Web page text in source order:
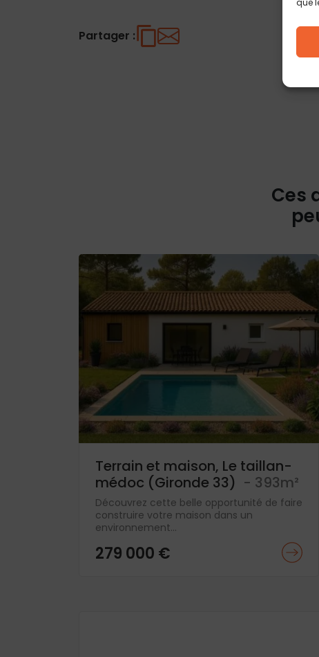
que
Partager :
Ces
Terrain et maison, Le taillan-
médoc (Gironde 33) - 393m²
Découvrez cette belle opportunité de faire
construire votre maison dans un
environnement...
279 000 €